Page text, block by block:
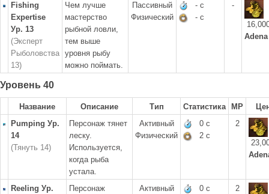
Fishing
Expertise
Ур. 13
(Эксперт
Рыболовства
13)
Чем лучше
мастерство
рыбной ловли,
тем выше
уровня рыбу
можно поймать.
Пассивный
Физический
- с
- с
-
Adena
Уровень 40
Название Описание Тип Статистика MP
Pumping Ур.
14
(Тянуть 14)
Персонаж тянет
леску.
Используется,
когда рыба
устала.
Активный
Физический
0 с
2 с
2
Reeling Ур.
Персонаж
Активный
0 с
2